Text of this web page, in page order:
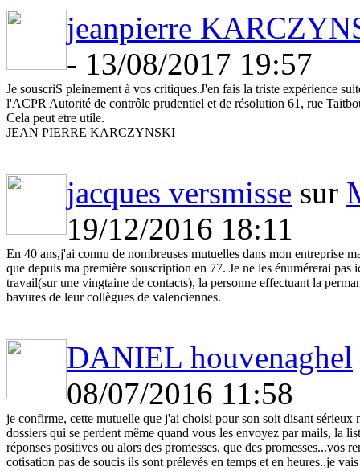
jeanpierre
- 13/08/2017 19:57
Je souscriS pleinement à vos critiques.J'en fais la triste expérience
l'ACPR Autorité de contrôle prudentiel et de résolution 61, rue
Cela peut etre utile.
JEAN PIERRE KARCZYNSKI
jacques versmisse sur
19/12/2016 18:11
En 40 ans,j'ai connu de nombreuses mutuelles dans mon entreprise
que depuis ma première souscription en 77. Je ne les énumérerai
travail(sur une vingtaine de contacts), la personne effectuant la
bavures de leur collègues de valenciennes.
DANIEL houvenaghel
08/07/2016 11:58
je confirme, cette mutuelle que j'ai choisi pour son soit disant
dossiers qui se perdent même quand vous les envoyez par mails, la
réponses positives ou alors des promesses, que des promesses...vos
cotisation pas de soucis ils sont prélevés en temps et en heures..je